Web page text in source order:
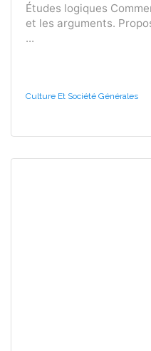
Études logiques
et les arguments.
...
Culture Et Société Générales